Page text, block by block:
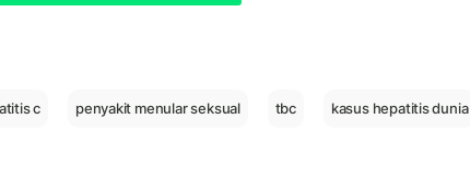
c penyakit menular seksual tbc kasus hepatitis dunia